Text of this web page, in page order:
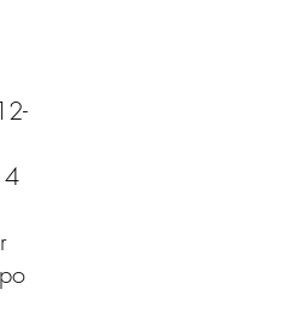
4